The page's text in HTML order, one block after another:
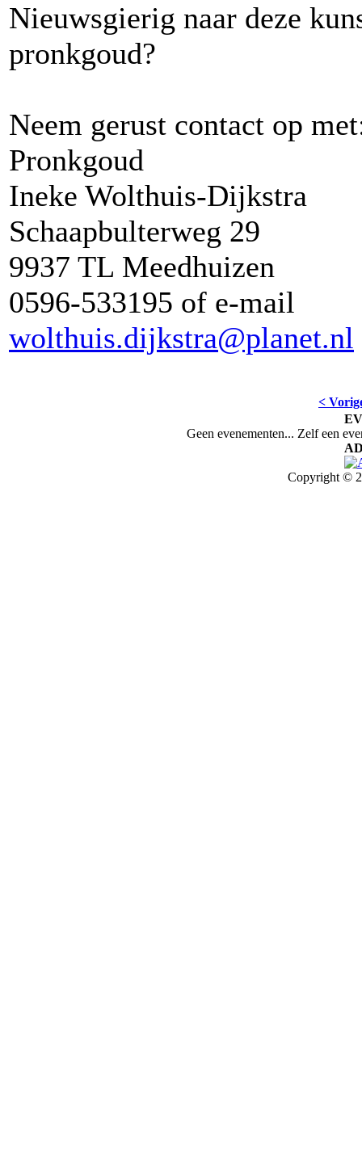
Nieuwsgierig naar deze
pronkgoud?
Neem gerust contact op
Pronkgoud
Ineke Wolthuis-Dijkstra
Schaapbulterweg 29
9937 TL Meedhuizen
0596-533195 of e-mail
wolthuis.dijkstra@planet.nl
<
Geen evenementen... Zelf een
Copyright ©